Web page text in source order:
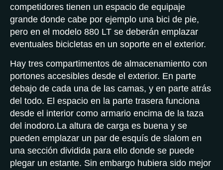
competidores tienen un espacio de equipaje
grande donde cabe por ejemplo una bici de pie,
pero en el modelo 880 LT se deberán emplazar
eventuales bicicletas en un soporte en el exterior.
Hay tres compartimentos de almacenamiento con
portones accesibles desde el exterior. En parte
debajo de cada una de las camas, y en parte atrás
del todo. El espacio en la parte trasera funciona
desde el interior como armario encima de la taza
del inodoro.La altura de carga es buena y se
pueden emplazar un par de esquís de slalom en
una sección dividida para ello donde se puede
plegar un estante. Sin embargo hubiera sido mejor